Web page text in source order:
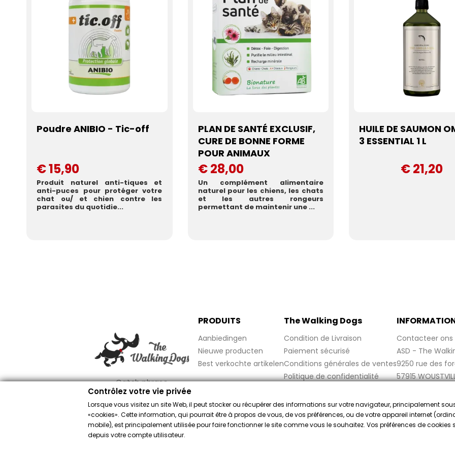
Poudre ANIBIO - Tic-off
€ 15,90
Produit naturel anti-tiques et
anti-puces pour protéger votre
chat ou/ et chien contre les
parasites du quotidie...
PLAN DE SANTÉ EXCLUSIF,
CURE DE BONNE FORME
POUR ANIMAUX
€ 28,00
Un complément alimentaire
naturel pour les chiens, les chats
et les autres rongeurs
permettant de maintenir une ...
HUILE DE SAUMON
3 ESSENTIAL 1 L
€ 21,20
Catch phrase
PRODUITS
Aanbiedingen
Nieuwe producten
Best verkochte artikelen
The Walking Dogs
Condition de Livraison
Paiement sécurisé
Conditions générales de ventes
Politique de confidentialité
Mentions légales
FAQ
Contacteer ons
ASD - The
9250 rue des
57915
Merchant goedgekeurd door Gegarandeerde Beoordelingen Nederlandklik hier
Contrôlez votre vie privée
Lorsque vous visitez un site Web, il peut stocker ou récupérer des informations sur votre navigateur, principalement
«cookies». Cette information, qui pourrait être à propos de vous, de vos préférences, ou de votre appareil internet
mobile), est principalement utilisée pour faire fonctionner le site comme vous le souhaitez. Vos préférences de
depuis votre compte utilisateur.